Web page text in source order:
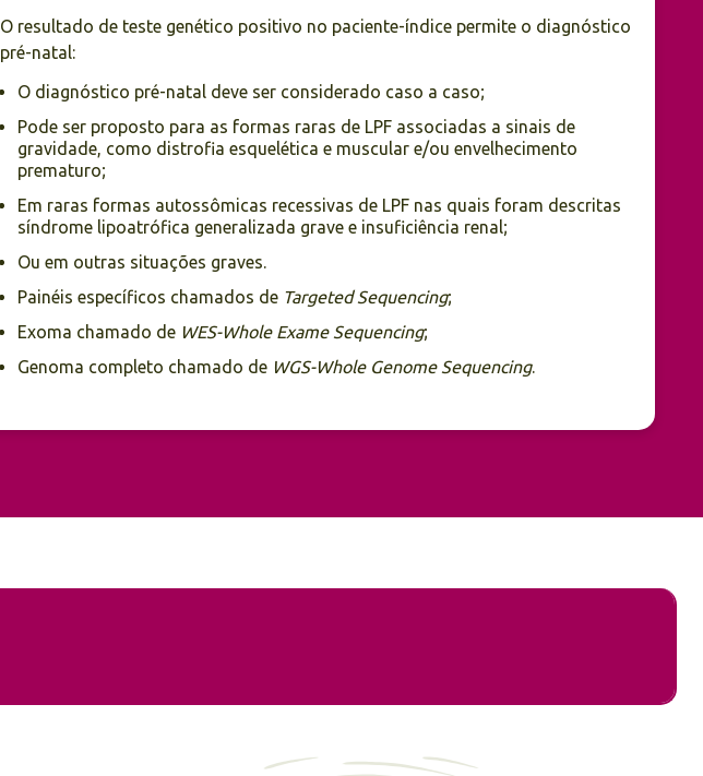
O resultado de teste genético positivo no paciente-índice permite o diagnóstico
pré-natal:
O diagnóstico pré-natal deve ser considerado caso a caso;
Pode ser proposto para as formas raras de LPF associadas a sinais de
gravidade, como distrofia esquelética e muscular e/ou envelhecimento
prematuro;
Em raras formas autossômicas recessivas de LPF nas quais foram descritas
síndrome lipoatrófica generalizada grave e insuficiência renal;
Ou em outras situações graves.
Painéis específicos chamados de Targeted Sequencing;
Exoma chamado de WES-Whole Exame Sequencing;
Genoma completo chamado de WGS-Whole Genome Sequencing.